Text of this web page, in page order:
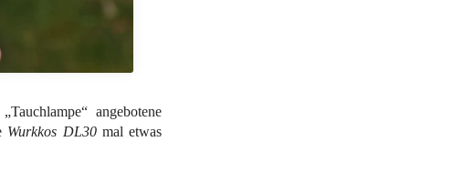
angebotene
Wurkkos DL30mal etwas